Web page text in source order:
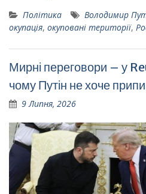
Політика Володимир
окупація, окуповані території,
Мирні переговори – у
чому Путін не хоче
9 Липня, 2026